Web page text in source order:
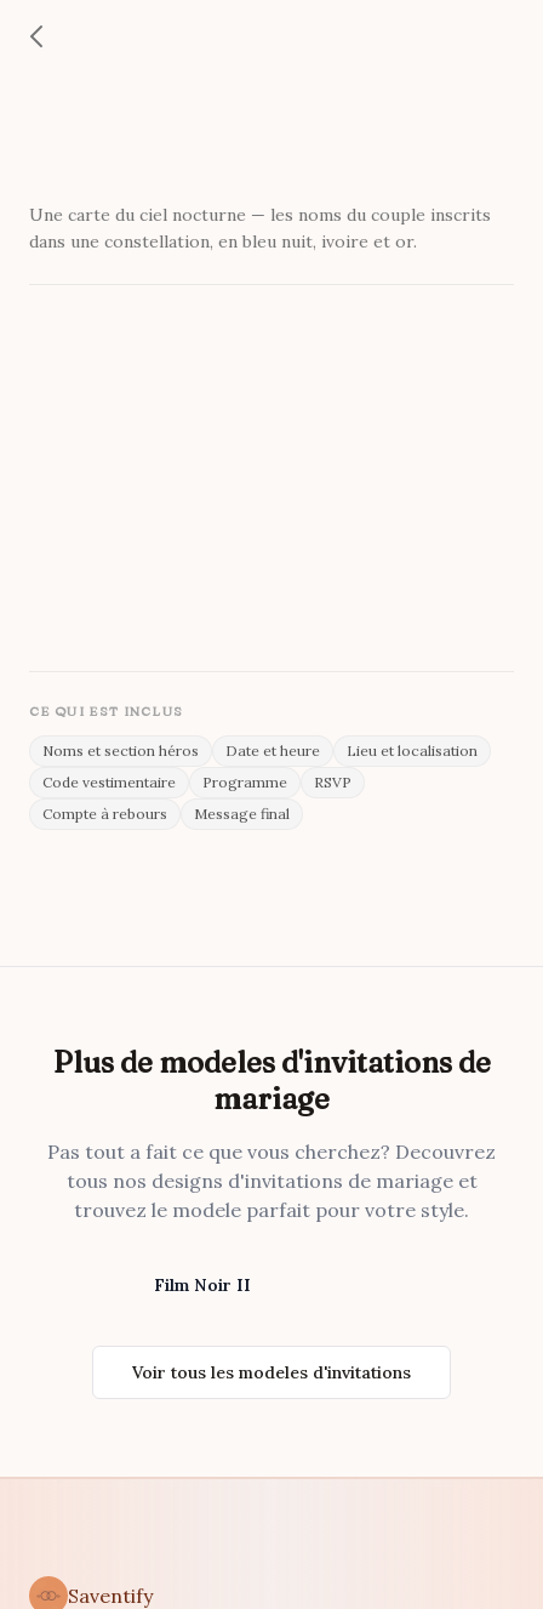
Une carte du ciel nocturne — les noms du couple inscrits
dans une constellation, en bleu nuit, ivoire et or.
CE QUI EST INCLUS
Noms et section héros Date et heure
Lieu et localisation
Code vestimentaire
Programme
RSVP
Compte à rebours
Message final
Plus de modeles d'invitations de
mariage
Pas tout a fait ce que vous cherchez? Decouvrez
tous nos designs d'invitations de mariage et
trouvez le modele parfait pour votre style.
Film Noir II
Voir tous les modeles d'invitations
Saventify